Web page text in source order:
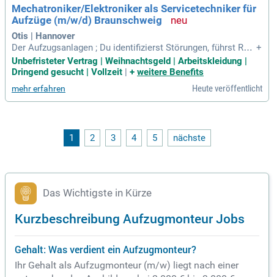
Mechatroniker/Elektroniker als Servicetechniker für
Aufzüge (m/w/d) Braunschweig
Otis | Hannover
Der Aufzugsanlagen ; Du identifizierst Störungen, führst Rep
araturarbeiten durch und stellst die Verfügbarkeit der Aufzü
ge sicher; Du organisierst sämtliche Abläufe von der Entgeg
ennahme des Materials bis zur Übergabe der fertigen Anlag
e an den Kunden
+
Unbefristeter Vertrag | Weihnachtsgeld | Arbeitskleidung |
Dringend gesucht | Vollzeit | + weitere Benefits
mehr erfahren Heute veröffentlicht
1 2 3 4 5 nächste
Das Wichtigste in Kürze
Kurzbeschreibung Aufzugmonteur Jobs
Gehalt: Was verdient ein Aufzugmonteur?
Ihr Gehalt als Aufzugmonteur (m/w) liegt nach einer